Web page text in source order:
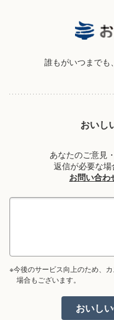
誰もがいつまでも
おいし
あなたのご意見
返信が必要な
お問い合わ
※今後のサービス向上のため、
場合もございます。